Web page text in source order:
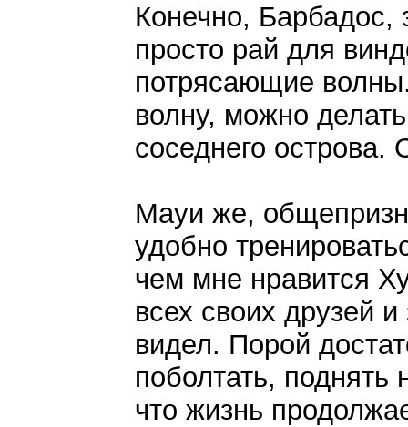
Конечно, Барбадос,
просто рай для
потрясающие
волну, можно
соседнего
Мауи же,
удобно
чем мне нравится
всех своих друзей
видел. Порой
поболтать,
что жизнь